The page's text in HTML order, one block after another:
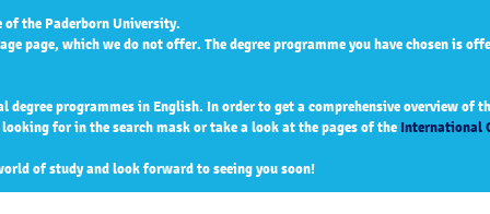
of the Paderborn University.
page, which we do not offer. The degree programme you have chosen is
programmes in English. In order to get a comprehensive overview of
for in the search mask or take a look at the pages of the International
of study and look forward to seeing you soon!